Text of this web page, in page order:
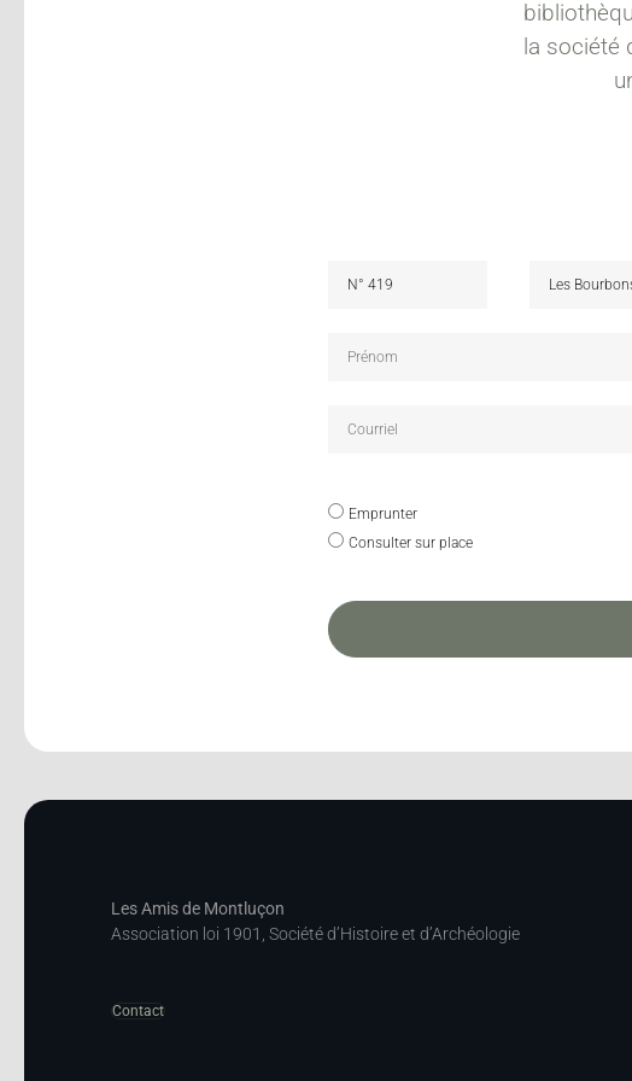
la société
Emprunter
Consulter sur place
Les Amis de Montluçon
Association loi 1901, Société d’Histoire et d’Archéologie
Contact